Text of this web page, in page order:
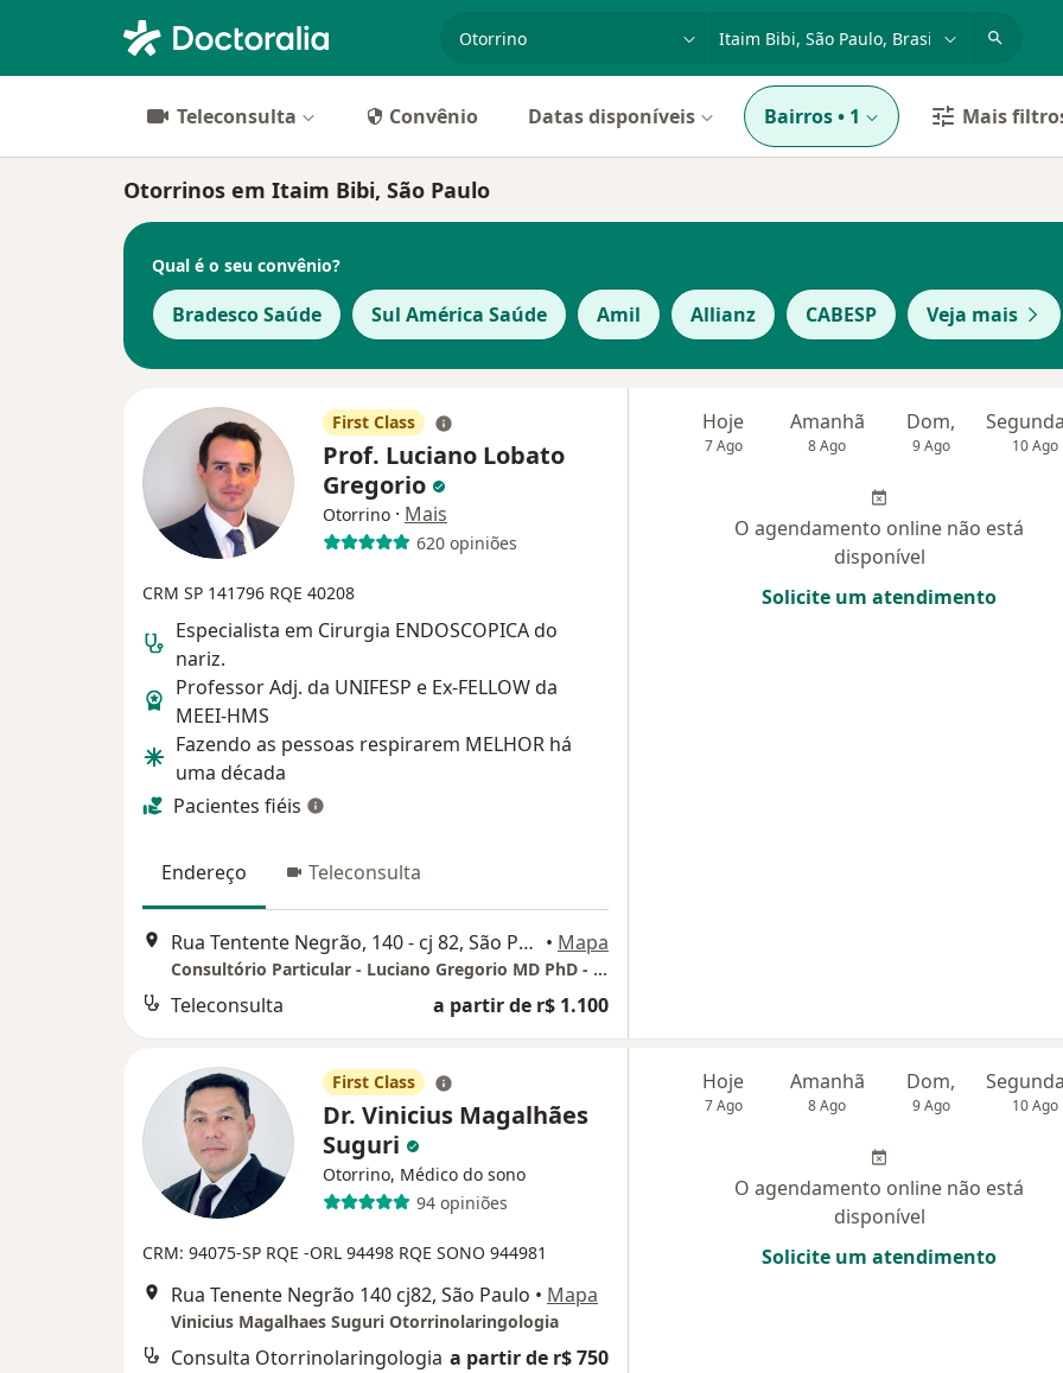
Teleconsulta Convênio Datas disponíveis Bairros• 1 Mais
Otorrinos em Itaim Bibi, São Paulo
Qual é o seu convênio?
Bradesco Saúde Sul América Saúde Amil Allianz CABESP Veja mais
First Class
Prof. Luciano Lobato
Gregorio
Otorrino · Mais
620 opiniões
CRM SP 141796 RQE 40208
Especialista em Cirurgia ENDOSCOPICA do
nariz.
Professor Adj. da UNIFESP e Ex-FELLOW da
MEEI-HMS
Fazendo as pessoas respirarem MELHOR há
uma década
Pacientes fiéis
Endereço Teleconsulta
Rua Tentente Negrão, 140 - cj 82, São Paulo • Mapa
Consultório Particular - Luciano Gregorio MD PhD - Itaim Bibi
Teleconsulta a partir de r$ 1.100
Hoje
7 Ago
Amanhã
8 Ago
Dom,
9 Ago 10 Ago
O agendamento online não está
disponível
Solicite um atendimento
First Class
Dr. Vinicius Magalhães
Suguri
Otorrino, Médico do sono
94 opiniões
CRM: 94075-SP RQE -ORL 94498 RQE SONO 944981
Rua Tenente Negrão 140 cj82, São Paulo • Mapa
Vinicius Magalhaes Suguri Otorrinolaringologia
Consulta Otorrinolaringologia a partir de r$ 750
Hoje
7 Ago
Amanhã
8 Ago
Dom,
9 Ago 10 Ago
O agendamento online não está
disponível
Solicite um atendimento